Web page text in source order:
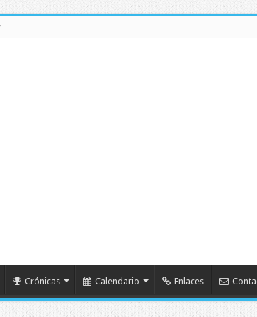
Crónicas Calendario Enlaces